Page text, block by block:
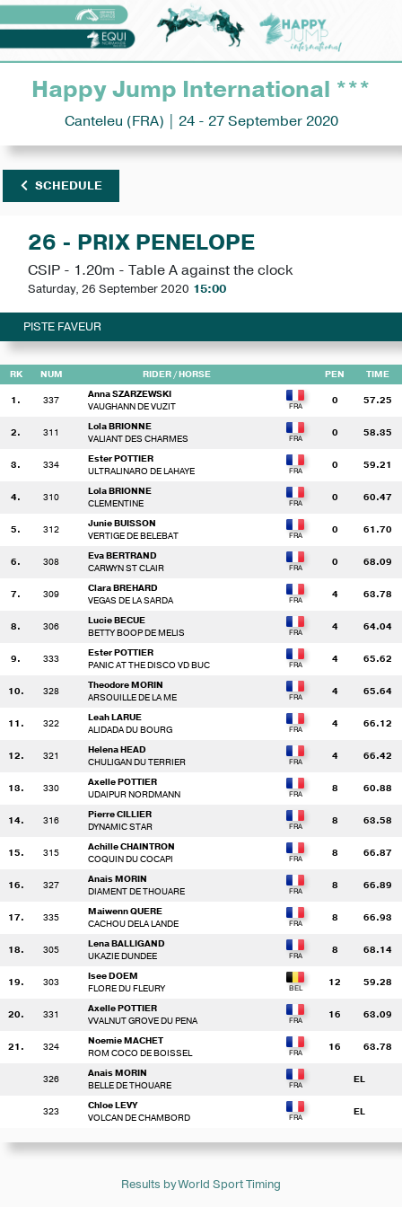
Happy Jump International ***
Canteleu (FRA) | 24 - 27 September 2020
SCHEDULE
26 - PRIX PENELOPE
CSIP - 1.20m - Table A against the clock
Saturday, 26 September 2020 15:00
PISTE FAVEUR
RK NUM RIDER / HORSE PEN TIME
1. 337
Anna SZARZEWSKI
VAUGHANN DE VUZIT
0 57.25
2. 311
Lola BRIONNE
VALIANT DES CHARMES
0 58.35
3. 334
Ester POTTIER
ULTRALINARO DE LAHAYE
0 59.21
4. 310
Lola BRIONNE
CLEMENTINE
0 60.47
5. 312
Junie BUISSON
VERTIGE DE BELEBAT
0 61.70
6. 308
Eva BERTRAND
CARWYN ST CLAIR
0 68.09
7. 309
Clara BREHARD
VEGAS DE LA SARDA
4 63.78
8. 306
Lucie BECUE
BETTY BOOP DE MELIS
4 64.04
9. 333
Ester POTTIER
PANIC AT THE DISCO VD BUC
4 65.62
10. 328
Theodore MORIN
ARSOUILLE DE LA ME
4 65.64
11. 322
Leah LARUE
ALIDADA DU BOURG
4 66.12
12. 321
Helena HEAD
CHULIGAN DU TERRIER
4 66.42
13. 330
Axelle POTTIER
UDAIPUR NORDMANN
8 60.88
14. 316
Pierre CILLIER
DYNAMIC STAR
8 63.58
15. 315
Achille CHAINTRON
COQUIN DU COCAPI
8 66.87
16. 327
Anais MORIN
DIAMENT DE THOUARE
8 66.89
17. 335
Maiwenn QUERE
CACHOU DELA LANDE
8 66.93
18. 305
Lena BALLIGAND
UKAZIE DUNDEE
8 68.14
19. 303
Isee DOEM
FLORE DU FLEURY
12 59.28
20. 331
Axelle POTTIER
VVALNUT GROVE DU PENA
16 63.09
21. 324
Noemie MACHET
ROM COCO DE BOISSEL
16 63.78
326
Anais MORIN
BELLE DE THOUARE
EL
323
Chloe LEVY
VOLCAN DE CHAMBORD
EL
Results by World Sport Timing